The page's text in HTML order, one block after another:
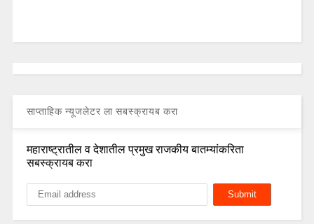
साप्ताहिक न्यूजलेटर ला सबस्क्रायब करा
महाराष्ट्रातील व देशातील प्रमुख राजकीय बातम्यांकरिता
सबस्क्रायब करा